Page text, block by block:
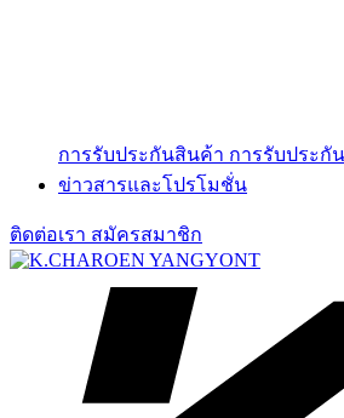
การรับประกันสินค้า การรับประกั
ข่าวสารและโปรโมชั่น
ติดต่อเรา สมัครสมาชิก